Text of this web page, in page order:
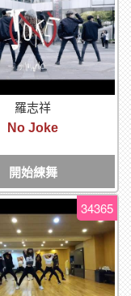
羅志祥
No Joke
開始練舞
34365